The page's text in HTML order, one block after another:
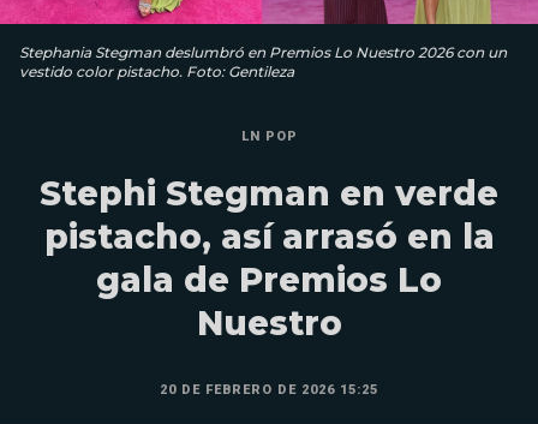
Stephania Stegman deslumbró en Premios Lo Nuestro 2026 con un
vestido color pistacho. Foto: Gentileza
LN POP
Stephi Stegman en verde
pistacho, así arrasó en la
gala de Premios Lo
Nuestro
20 DE FEBRERO DE 2026 15:25